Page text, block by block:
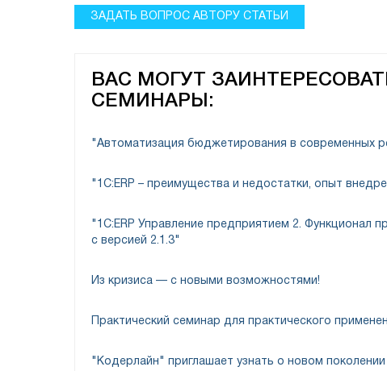
ЗАДАТЬ ВОПРОС АВТОРУ СТАТЬИ
ВАС МОГУТ
СЕМИНАРЫ:
"Автоматизация бюджетирования в современных
"1C:ERP – преимущества и недостатки, опыт
"1С:ERP Управление предприятием 2. Функционал
с версией 2.1.3"
Из кризиса — с новыми возможностями!
Практический семинар для практического
"Кодерлайн" приглашает узнать о новом